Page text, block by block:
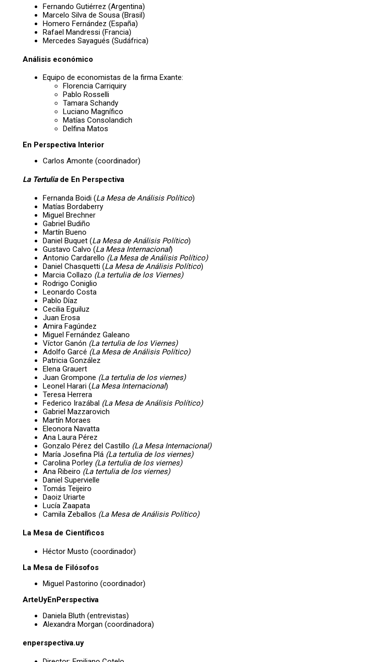
Fernando Gutiérrez (Argentina)
Marcelo Silva de Sousa (Brasil)
Homero Fernández (España)
Rafael Mandressi (Francia)
Mercedes Sayagués (Sudáfrica)
Análisis económico
Equipo de economistas de la firma Exante:
Florencia Carriquiry
Pablo Rosselli
Tamara Schandy
Luciano Magnífico
Matías Consolandich
Delfina Matos
En Perspectiva Interior
Carlos Amonte (coordinador)
La Tertuliade En Perspectiva
Fernanda Boidi (La Mesa de Análisis Político)
Matías Bordaberry
Miguel Brechner
Gabriel Budiño
Martín Bueno
Daniel Buquet (La Mesa de Análisis Político)
Gustavo Calvo (La Mesa Internacional)
Antonio Cardarello (La Mesa de Análisis Político)
Daniel Chasquetti (La Mesa de Análisis Político)
Marcia Collazo (La tertulia de los Viernes)
Rodrigo Coniglio
Leonardo Costa
Pablo Díaz
Cecilia Eguiluz
Juan Erosa
Amira Fagúndez
Miguel Fernández Galeano
Víctor Ganón (La tertulia de los Viernes)
Adolfo Garcé (La Mesa de Análisis Político)
Patricia González
Elena Grauert
Juan Grompone (La tertulia de los viernes)
Leonel Harari (La Mesa Internacional)
Teresa Herrera
Federico Irazábal (La Mesa de Análisis Político)
Gabriel Mazzarovich
Martín Moraes
Eleonora Navatta
Ana Laura Pérez
Gonzalo Pérez del Castillo (La Mesa Internacional)
María Josefina Plá (La tertulia de los viernes)
Carolina Porley (La tertulia de los viernes)
Ana Ribeiro (La tertulia de los viernes)
Daniel Supervielle
Tomás Teijeiro
Daoiz Uriarte
Lucía Zaapata
Camila Zeballos (La Mesa de Análisis Político)
La Mesa de Científicos
Héctor Musto (coordinador)
La Mesa de Filósofos
Miguel Pastorino (coordinador)
ArteUyEnPerspectiva
Daniela Bluth (entrevistas)
Alexandra Morgan (coordinadora)
enperspectiva.uy